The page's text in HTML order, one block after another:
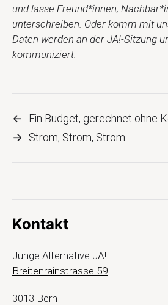
und lasse Freund*innen,
unterschreiben. Oder komm mit
Daten werden an der JA!-Sitzung
kommuniziert.
←
Ein Budget, gerechnet ohne
→ Strom, Strom, Strom.
Kontakt
Junge Alternative JA!
Breitenrainstrasse 59
3013 Bern